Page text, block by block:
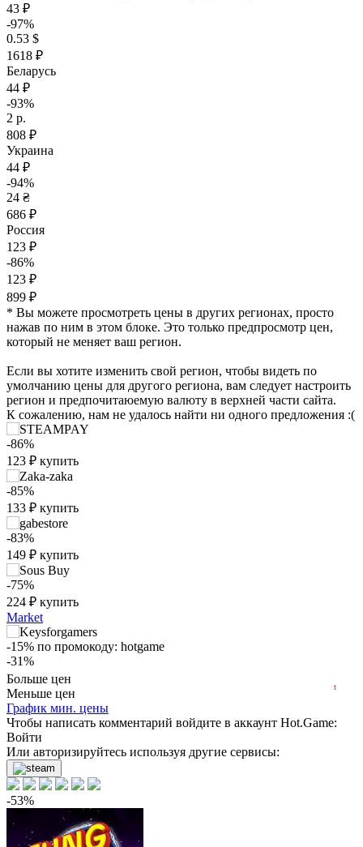
43 ₽
-97%
0.53 $
1618 ₽
Беларусь
44 ₽
-93%
2 р.
808 ₽
Украина
44 ₽
-94%
24 ₴
686 ₽
Россия
123 ₽
-86%
123 ₽
899 ₽
* Вы можете просмотреть цены в других регионах, просто
нажав по ним в этом блоке. Это только предпросмотр цен,
который не меняет ваш регион.
Если вы хотите изменить свой регион, чтобы видеть по
умолчанию цены для другого региона, вам следует настроить
регион и предпочитаюемую валюту в верхней части сайта.
К сожалению, нам не удалось найти ни одного предложения :(
-86%
123 ₽ купить
-85%
133 ₽ купить
-83%
149 ₽ купить
-75%
224 ₽ купить
Market
-15% по промокоду: hotgame
-31%
624 ₽купить
-8%
829 ₽купить
-5%по промокоду: Hotgame
-5%
854 ₽ купить
купить
Market
Больше цен
Меньше цен
t
₽
150
200
250
График мин. цены
Чтобы написать комментарий войдите в аккаунт Hot.Game:
Войти
Или авторизируйтесь используя другие сервисы:
-53%